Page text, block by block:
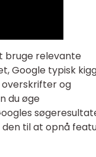
bruge relevante
Google typisk
og
du øge
til at opnå